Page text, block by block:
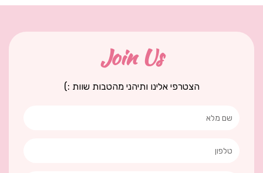
Join Us
הצטרפי אלינו ותיהני מהטבות שוות :)